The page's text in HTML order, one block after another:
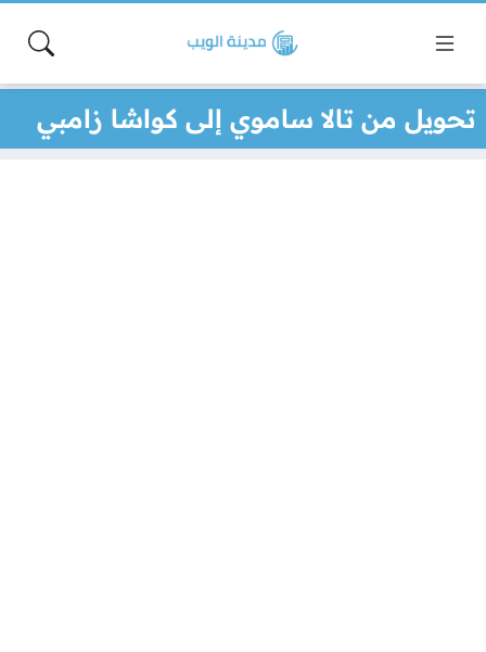
تحويل من تالا ساموي إلى كواشا زامبي